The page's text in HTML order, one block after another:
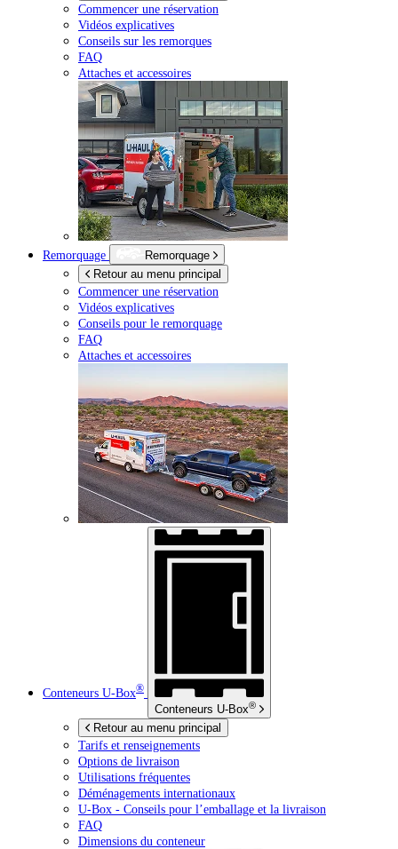
Commencer une réservation
Vidéos explicatives
Conseils sur les remorques
FAQ
Attaches et accessoires
Remorquage
Remorquage
Retour au menu principal
Commencer une réservation
Vidéos explicatives
Conseils pour le remorquage
FAQ
Attaches et accessoires
Conteneurs U-Box®
Conteneurs U-Box®
Retour au menu principal
Tarifs et renseignements
Options de livraison
Utilisations fréquentes
Déménagements internationaux
U-Box - Conseils pour l’emballage et la livraison
FAQ
Dimensions du conteneur